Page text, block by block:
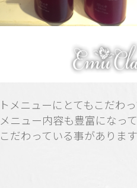
メニューにとてもこだわ
ニュー内容も豊富になっ
だわっている事がありま